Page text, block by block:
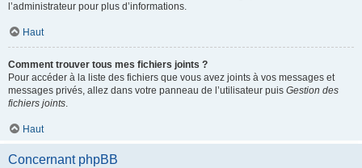
l’administrateur pour plus d’informations.
Haut
Comment trouver tous mes fichiers joints ?
Pour accéder à la liste des fichiers que vous avez joints à vos messages et
messages privés, allez dans votre panneau de l’utilisateur puis Gestion des
fichiers joints.
Haut
Concernant phpBB